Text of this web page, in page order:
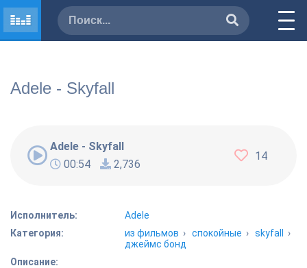
Adele - Skyfall
Adele - Skyfall
00:54
2,736
14
Исполнитель:
Adele
Категория:
из фильмов ›спокойные ›skyfall
›
джеймс бонд
Описание: